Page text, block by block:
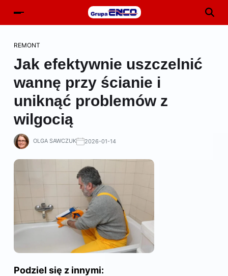
REMONT
Jak efektywnie uszczelnić
wannę przy ścianie i
uniknąć problemów z
wilgocią
OLGA SAWCZUK 2026-01-14
Podziel się z innymi: